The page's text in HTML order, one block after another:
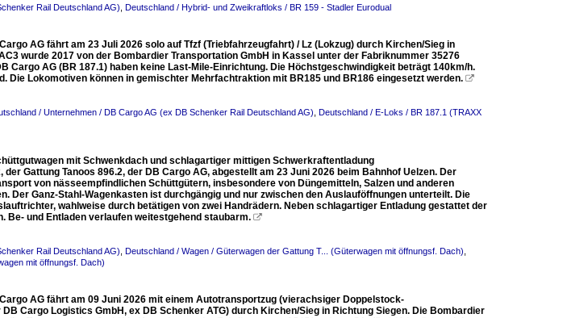
Rail Deutschland AG) Deutschland / Hybrid- und Zweikraftloks / BR 159 - Stadler Eurodual
AG fährt am 23 Juli 2026 solo auf Tfzf (Triebfahrzeugfahrt) / Lz (Lokzug) durch Kirchen/Sieg in
wurde 2017 von der Bombardier Transportation GmbH in Kassel unter der Fabriknummer 35276
Cargo AG (BR 187.1) haben keine Last-Mile-Einrichtung. Die Höchstgeschwindigkeit beträgt 140km/h.
Die Lokomotiven können in gemischter Mehrfachtraktion mit BR185 und BR186 eingesetzt werden. 
/ Unternehmen / DB Cargo AG (ex DB Schenker Rail Deutschland AG) Deutschland / E-Loks / BR 187.1 (TRAXX
mit Schwenkdach und schlagartiger mittigen Schwerkraftentladung
Gattung Tanoos 896.2, der DB Cargo AG, abgestellt am 23 Juni 2026 beim Bahnhof Uelzen. Der
von nässeempfindlichen Schüttgütern, insbesondere von Düngemitteln, Salzen und anderen
Der Ganz-Stahl-Wagenkasten ist durchgängig und nur zwischen den Auslauföffnungen unterteilt. Die
wahlweise durch betätigen von zwei Handrädern. Neben schlagartiger Entladung gestattet der
Be- und Entladen verlaufen weitestgehend staubarm. 
Rail Deutschland AG) Deutschland / Wagen / Güterwagen der Gattung T... (Güterwagen mit öffnungsf. Dach)
mit öffnungsf. Dach)
AG fährt am 09 Juni 2026 mit einem Autotransportzug (vierachsiger Doppelstock-
Cargo Logistics GmbH, ex DB Schenker ATG) durch Kirchen/Sieg in Richtung Siegen. Die Bombardier